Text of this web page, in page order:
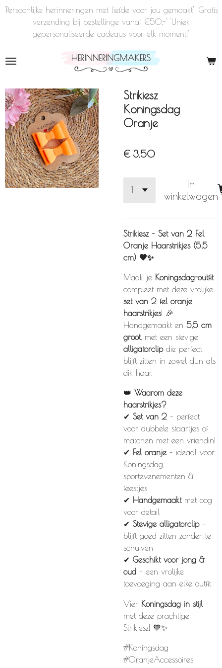
Ga
hoofdinhoud
'Persoonlijke herinneringen met liefde voor jou gemaakt' 'Gratis
verzending bij bestellinge vanaf €50,-' 'Uniek
gepersonaliseerde cadeaus voor elk moment!'
Strikiesz
Koningsdag
Oranje
€ 3,50
In
winkelwagen
Strikiesz – Set van 2 Fel
Oranje Haarstrikjes (5,5
cm) 🧡✨
Maak je Koningsdag-outfit
compleet met deze vrolijke
set van 2 fel oranje
haarstrikjes! 🎉
Handgemaakt en 5,5 cm
groot, met een stevige
alligatorclipdie perfect
blijft zitten in zowel dun als
dik haar.
👑 Waarom deze
haarstrikjes?
✔ Set van 2 – perfect
voor dubbele staartjes of
matchen met een vriendin!
✔ Fel oranje – ideaal voor
Koningsdag,
sportevenementen &
feestjes
✔ Handgemaaktmet oog
voor detail
✔ Stevige alligatorclip–
blijft goed zitten zonder te
schuiven
✔ Geschikt voor jong &
oud – een vrolijke
toevoeging aan elke outfit
Vier Koningsdag in stijl
met deze prachtige
Strikiesz! 🧡✨
#Koningsdag
#OranjeAccessoires